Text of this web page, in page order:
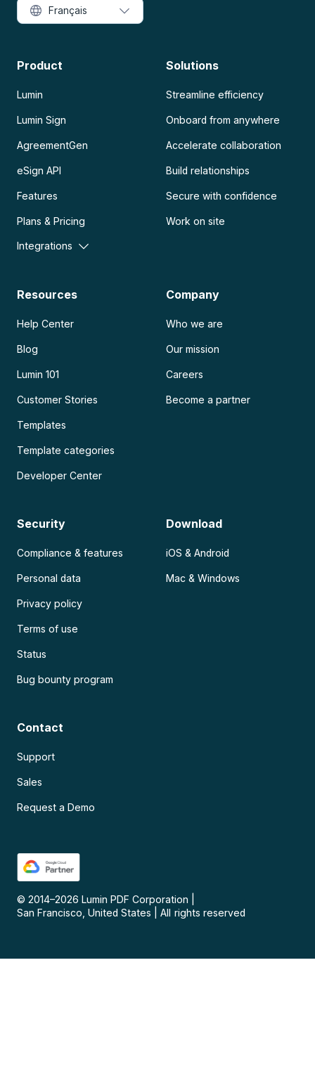
Product
Lumin
Lumin Sign
AgreementGen
eSign API
Features
Plans & Pricing
Integrations
Solutions
Streamline efficiency
Onboard from anywhere
Accelerate collaboration
Build relationships
Secure with confidence
Work on site
Resources
Help Center
Blog
Lumin 101
Customer Stories
Templates
Template categories
Developer Center
Company
Who we are
Our mission
Careers
Become a partner
Security
Compliance & features
Personal data
Privacy policy
Terms of use
Status
Bug bounty program
Download
iOS & Android
Mac & Windows
Contact
Support
Sales
Request a Demo
© 2014–2026 Lumin PDF Corporation
San Francisco, United States
All rights reserved
Français